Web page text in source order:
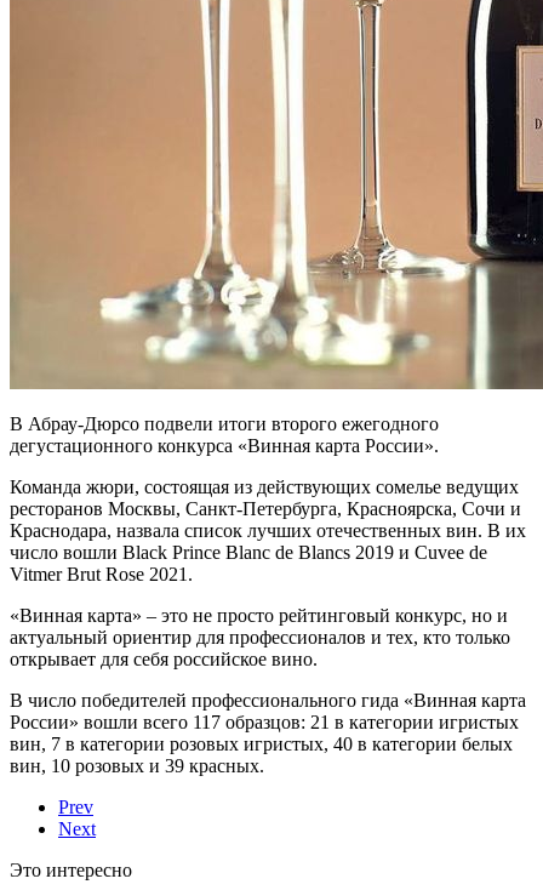
В Абрау-Дюрсо подвели итоги второго ежегодного
дегустационного конкурса «Винная карта России».
Команда жюри, состоящая из действующих сомелье ведущих
ресторанов Москвы, Санкт-Петербурга, Красноярска, Сочи и
Краснодара, назвала список лучших отечественных вин. В их
число вошли Black Prince Blanc de Blancs 2019 и Cuvee de
Vitmer Brut Rose 2021.
«Винная карта» – это не просто рейтинговый конкурс, но и
актуальный ориентир для профессионалов и тех, кто только
открывает для себя российское вино.
В число победителей профессионального гида «Винная карта
России» вошли всего 117 образцов: 21 в категории игристых
вин, 7 в категории розовых игристых, 40 в категории белых
вин, 10 розовых и 39 красных.
Prev
Next
Это интересно